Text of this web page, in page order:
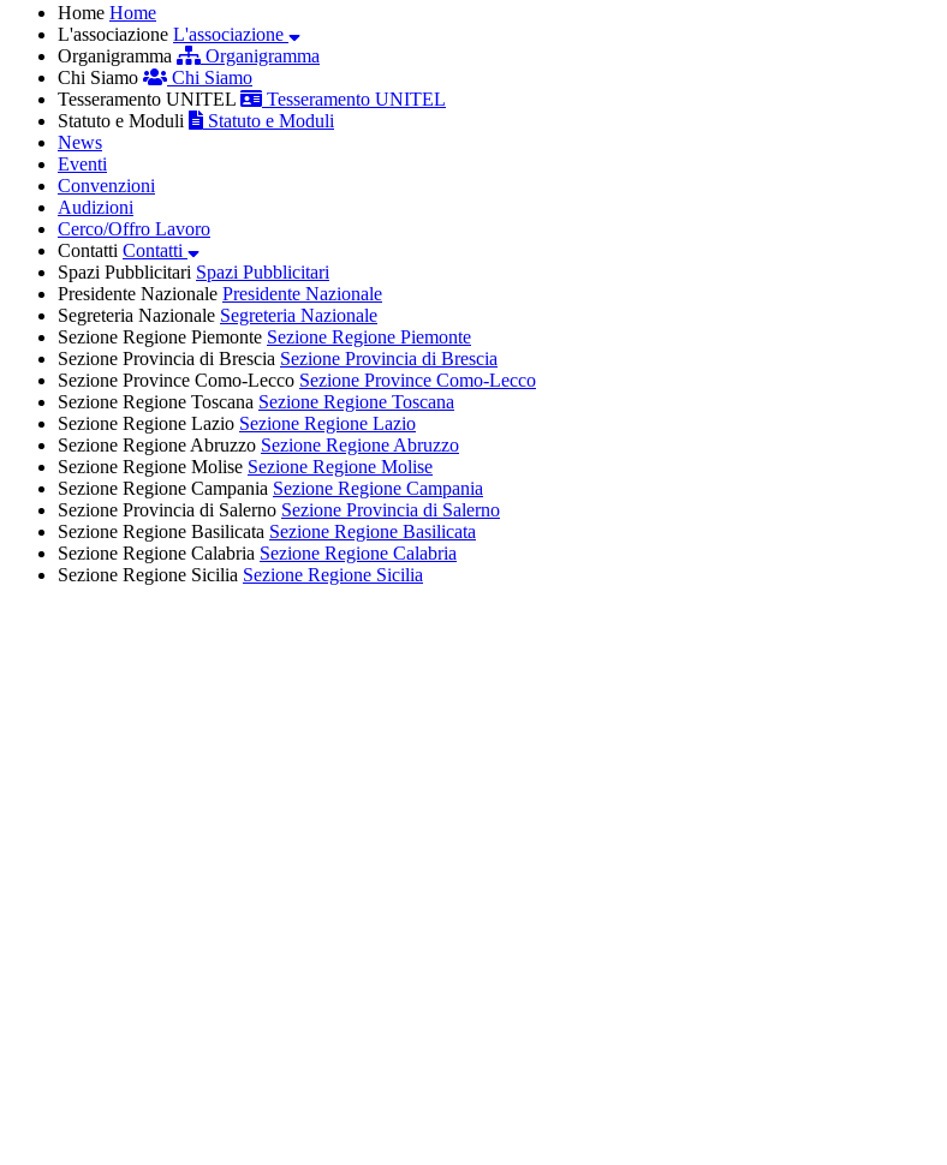
Home Home
L'associazione L'associazione
Organigramma
Organigramma
Chi Siamo
Chi Siamo
Tesseramento UNITEL
Tesseramento UNITEL
Statuto e Moduli
Statuto e Moduli
News
Eventi
Convenzioni
Audizioni
Cerco/Offro Lavoro
Contatti Contatti
Spazi Pubblicitari Spazi Pubblicitari
Presidente Nazionale Presidente Nazionale
Segreteria Nazionale Segreteria Nazionale
Sezione Regione Piemonte Sezione Regione Piemonte
Sezione Provincia di Brescia Sezione Provincia di Brescia
Sezione Province Como-Lecco Sezione Province Como-Lecco
Sezione Regione Toscana Sezione Regione Toscana
Sezione Regione Lazio Sezione Regione Lazio
Sezione Regione Abruzzo Sezione Regione Abruzzo
Sezione Regione Molise Sezione Regione Molise
Sezione Regione Campania Sezione Regione Campania
Sezione Provincia di Salerno Sezione Provincia di Salerno
Sezione Regione Basilicata Sezione Regione Basilicata
Sezione Regione Calabria Sezione Regione Calabria
Sezione Regione Sicilia Sezione Regione Sicilia